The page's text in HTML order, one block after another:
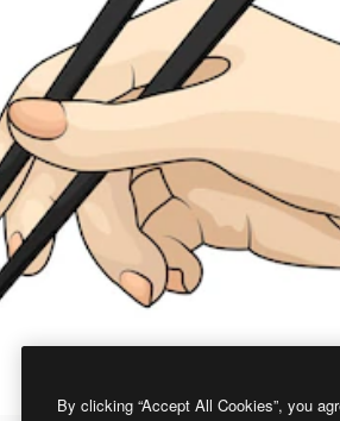
By clicking “Accept All Cookies”, you